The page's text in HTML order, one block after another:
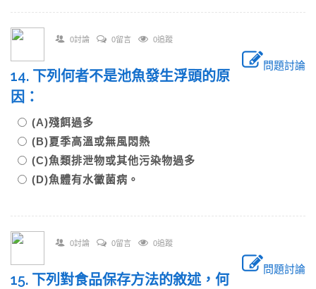
0討論 0留言 0追蹤
問題討論
14. 下列何者不是池魚發生浮頭的原
因：
(A)殘餌過多
(B)夏季高溫或無風悶熱
(C)魚類排泄物或其他污染物過多
(D)魚體有水黴菌病。
0討論 0留言 0追蹤
問題討論
15. 下列對食品保存方法的敘述，何